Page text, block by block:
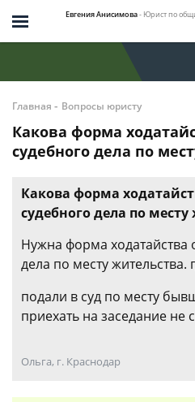
Евгения Анисимова- Юрист по
Главная - Вопросы юристу
Какова форма
судебного дела по
Какова форма
судебного дела по месту
Нужна форма ходатайства
дела по месту жительства.
подали в суд по месту
приехать на заседание не
Ольга, г. Краснодар